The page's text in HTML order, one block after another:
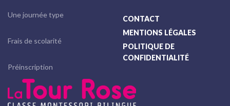
Une journée type
Frais de scolarité
Préinscription
CONTACT
MENTIONS LÉGALES
POLITIQUE DE
CONFIDENTIALITÉ